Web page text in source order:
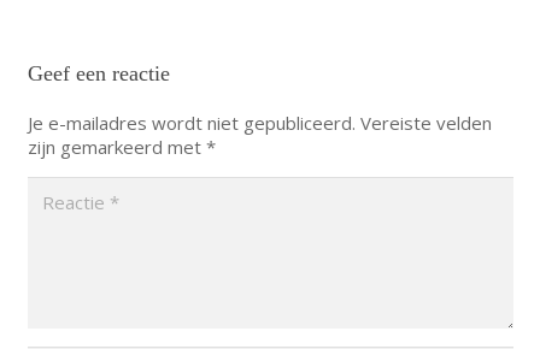
Geef een reactie
Je e-mailadres wordt niet gepubliceerd. Vereiste velden
zijn gemarkeerd met *